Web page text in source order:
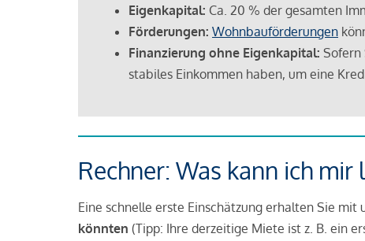
Eigenkapital: Ca. 20 % der gesamten
Förderungen: Wohnbauförderungen
Finanzierung ohne Eigenkapital: Sofern
stabiles Einkommen haben, um eine
Rechner: Was kann ich mir
Eine schnelle erste Einschätzung erhalten Sie
könnten (Tipp: Ihre derzeitige Miete ist z. B. ein